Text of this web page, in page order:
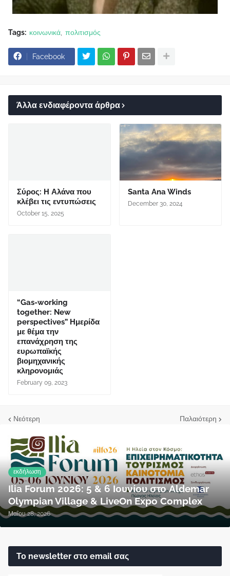
Tags: κοινωνικά πολιτισμός
Facebook
Άλλα ενδιαφέροντα άρθρα
Σύρος: Η Αλάνα που
κλέβει τις εντυπώσεις
October 15, 2025
Santa Ana Winds
December 30, 2024
“Gas-working
together: New
perspectives” Ημερίδα
με θέμα την
επανάχρηση της
ευρωπαϊκής
βιομηχανικής
κληρονομιάς
February 09, 2023
Νεότερη Παλαιότερη
εκδήλωση
Ilia Forum 2026: 5 & 6 Ιουνίου στο Aldemar
Olympian Village & LiveOn Expo Complex
Μαΐου 28, 2026
Το newsletter στο email σας